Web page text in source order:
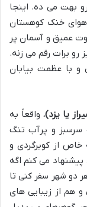
بهت می ده. اینجا
خنک کوهستان
عمیق و آسمان پر
رو برات رقم می زنه.
و با عظمت بیابان
یا یزد)، واقعاً به
سرسبز و پرآب تنگ
خاص از کویرگردی و
می کنم اگه
دو شهر سفر کنی تا
هم از زیبایی های